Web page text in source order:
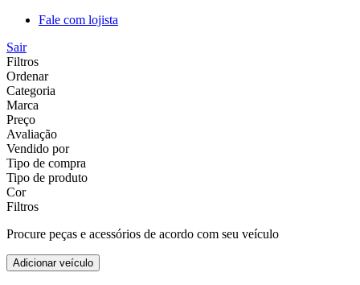
Fale com lojista
Sair
Filtros
Ordenar
Categoria
Marca
Preço
Avaliação
Vendido por
Tipo de compra
Tipo de produto
Cor
Filtros
Procure peças e acessórios de acordo com seu veículo
Adicionar veículo